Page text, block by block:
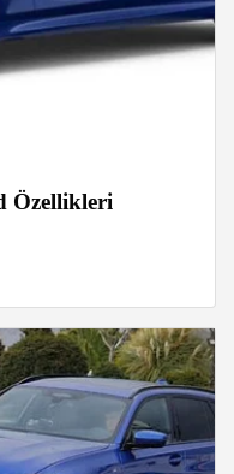
Özellikleri